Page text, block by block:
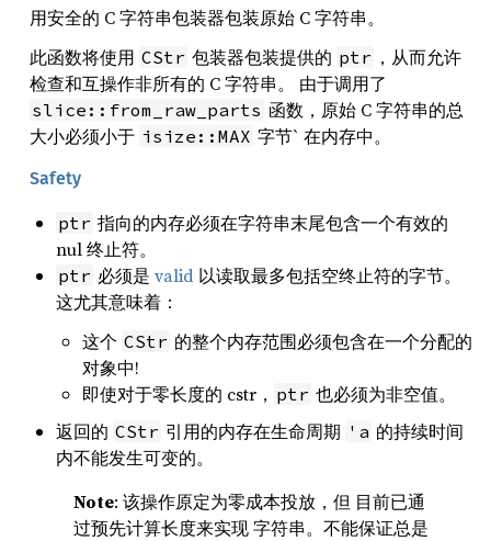
用安全的 C 字符串包装器包装原始 C 字符串。
此函数将使用 CStr 包装器包装提供的 ptr ，从而允许
检查和互操作非所有的 C 字符串。 由于调用了
slice::from_raw_parts 函数，原始 C 字符串的总
大小必须小于 isize::MAX 字节` 在内存中。
Safety
ptr 指向的内存必须在字符串末尾包含一个有效的
nul 终止符。
ptr 必须是 valid 以读取最多包括空终止符的字节。
这尤其意味着：
这个 CStr 的整个内存范围必须包含在一个分配的
对象中!
即使对于零长度的 cstr， ptr 也必须为非空值。
返回的 CStr 引用的内存在生命周期 'a 的持续时间
内不能发生可变的。
Note: 该操作原定为零成本投放，但 目前已通
过预先计算长度来实现 字符串。不能保证总是